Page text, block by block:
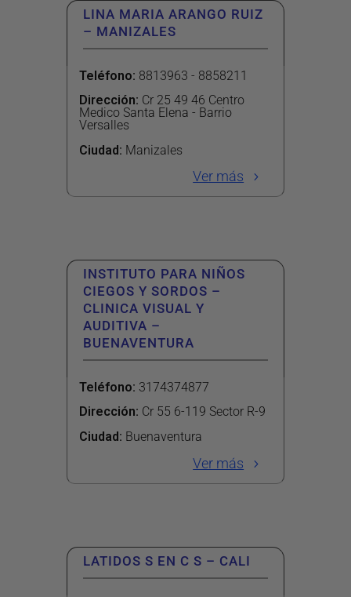
LINA MARIA ARANGO RUIZ
– MANIZALES
Teléfono: 8813963 - 8858211
Dirección: Cr 25 49 46 Centro
Medico Santa Elena - Barrio
Versalles
Ciudad: Manizales
Ver más
INSTITUTO PARA NIÑOS
CIEGOS Y SORDOS –
CLINICA VISUAL Y
AUDITIVA –
BUENAVENTURA
Teléfono: 3174374877
Dirección: Cr 55 6-119 Sector R-9
Ciudad: Buenaventura
Ver más
LATIDOS S EN C S – CALI